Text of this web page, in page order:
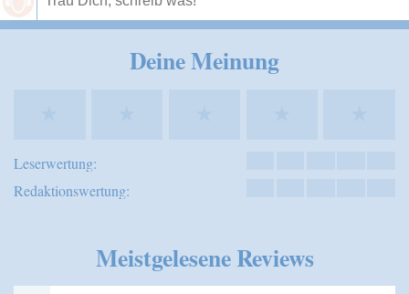
Deine Meinung
Leserwertung:
Redaktionswertung:
Meistgelesene Reviews